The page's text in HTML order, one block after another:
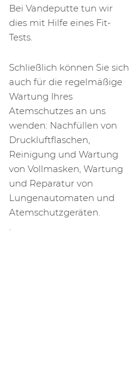
Bei Vandeputte tun wir
dies mit Hilfe eines Fit-
Tests.
Schließlich können Sie sich
auch für die regelmäßige
Wartung Ihres
Atemschutzes an uns
wenden: Nachfüllen von
Druckluftflaschen,
Reinigung und Wartung
von Vollmasken, Wartung
und Reparatur von
Lungenautomaten und
Atemschutzgeräten.
.